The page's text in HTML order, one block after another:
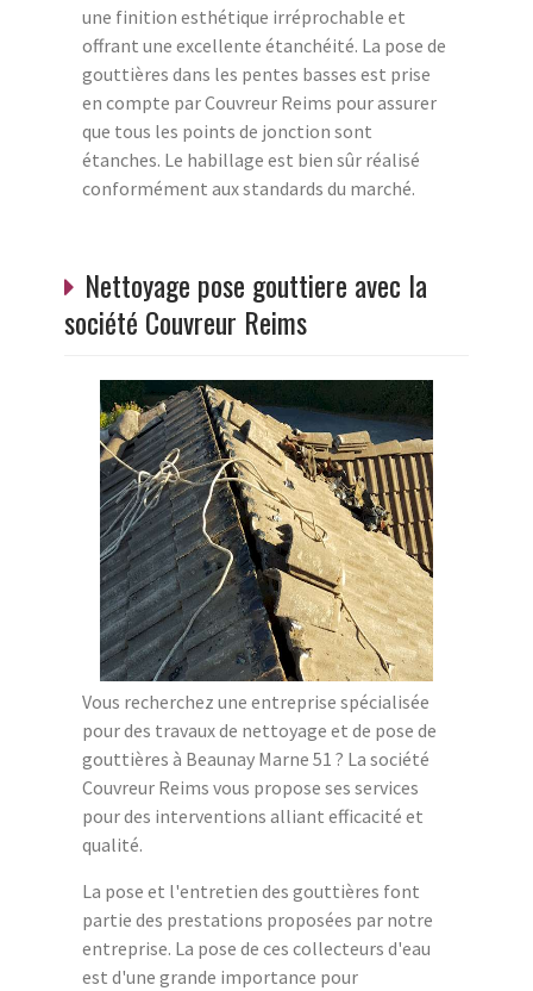
une finition esthétique irréprochable et
offrant une excellente étanchéité. La pose de
gouttières dans les pentes basses est prise
en compte par Couvreur Reims pour assurer
que tous les points de jonction sont
étanches. Le habillage est bien sûr réalisé
conformément aux standards du marché.
Nettoyage pose gouttiere avec la
société Couvreur Reims
Vous recherchez une entreprise spécialisée
pour des travaux de nettoyage et de pose de
gouttières à Beaunay Marne 51 ? La société
Couvreur Reims vous propose ses services
pour des interventions alliant efficacité et
qualité.
La pose et l'entretien des gouttières font
partie des prestations proposées par notre
entreprise. La pose de ces collecteurs d'eau
est d'une grande importance pour